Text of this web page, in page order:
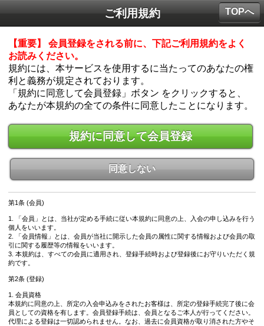
ご利用規約
【重要】 会員登録をされる前に、下記ご利用規約をよく
お読みください。
規約には、本サービスを使用するに当たってのあなたの権
利と義務が規定されております。
「規約に同意して会員登録」ボタン をクリックすると、
あなたが本規約の全ての条件に同意したことになります。
規約に同意して会員登録
同意しない
第1条 (会員)
1. 「会員」とは、当社が定める手続に従い本規約に同意の上、入会の申し込みを行う
個人をいいます。
2. 「会員情報」とは、会員が当社に開示した会員の属性に関する情報および会員の取
引に関する履歴等の情報をいいます。
3. 本規約は、すべての会員に適用され、登録手続時および登録後にお守りいただく規
約です。
第2条 (登録)
1. 会員資格
本規約に同意の上、所定の入会申込みをされたお客様は、所定の登録手続完了後に会
員としての資格を有します。会員登録手続は、会員となるご本人が行ってください。
代理による登録は一切認められません。なお、過去に会員資格が取り消された方やそ
TOPへ